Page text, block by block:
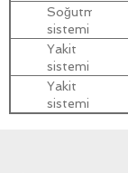
Soğutma
sistemi
Yakit
sistemi
Yakit
sistemi